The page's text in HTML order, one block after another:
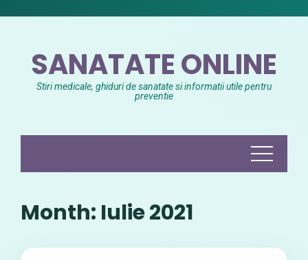
SANATATE ONLINE
Stiri medicale, ghiduri de sanatate si informatii utile pentru
preventie
Month: Iulie 2021